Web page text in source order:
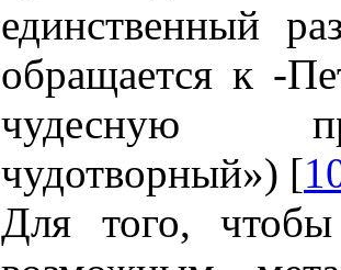
единственный
обращается к -
чудесную
чудотворный») [
Для того, чтобы